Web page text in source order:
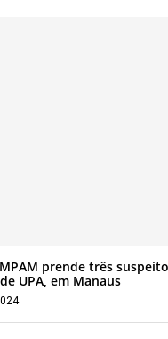
prende três
UPA, em Manaus